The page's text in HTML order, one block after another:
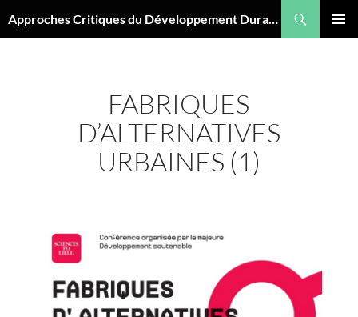
au
Approches Critiques du Développement Durable
FABRIQUES
D’ALTERNATIVES
URBAINES (1)